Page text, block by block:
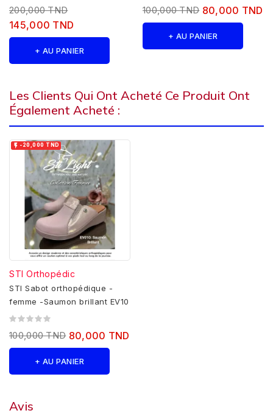
200,000 TND
145,000 TND
+ AU PANIER
100,000 TND 80,000 TND
+ AU PANIER
Les Clients Qui Ont Acheté Ce Produit Ont
Également Acheté :
 -20,000 TND
STI Orthopédic
STI Sabot orthopédique -
femme -Saumon brillant EV10
100,000 TND 80,000 TND
+ AU PANIER
Avis